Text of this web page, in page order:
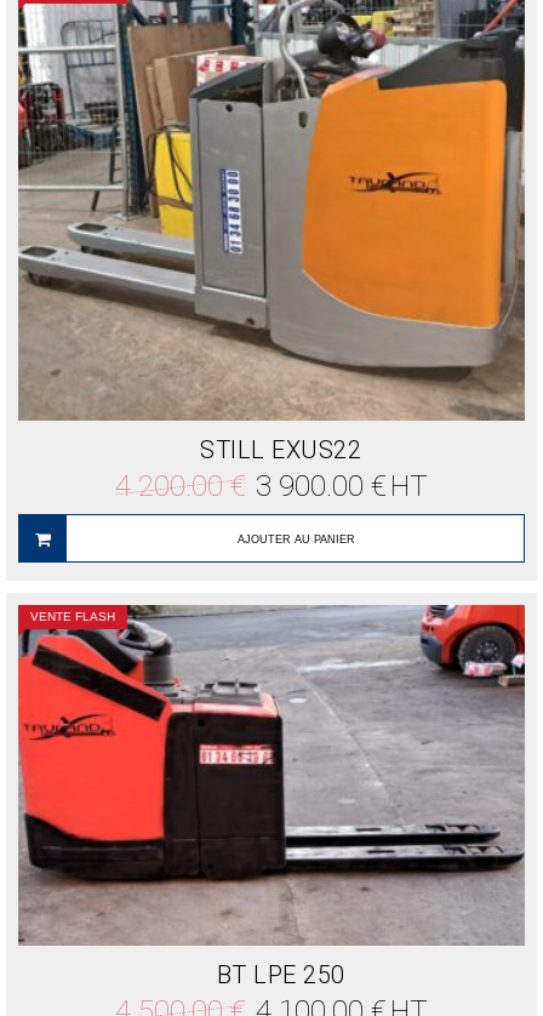
STILL EXUS22
4 200.00€ Le
prix
initial
était :
4
3 900.00 € Le
prix
actuel
3
HT
AJOUTER AU PANIER
VENTE FLASH
BT LPE 250
Le
Le